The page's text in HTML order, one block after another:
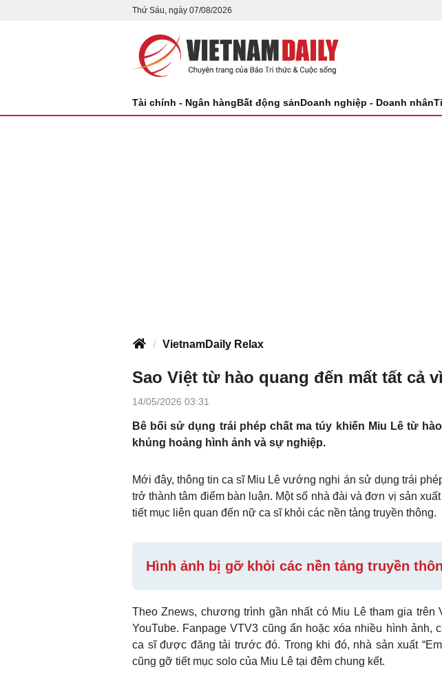
Thứ Sáu, ngày 07/08/2026
Tài chính - Ngân hàngBất động sảnDoanh nghiệp - Doanh nhân
VietnamDaily Relax
Sao Việt từ hào quang đến mất tất cả
14/05/2026 03:31
Bê bối sử dụng trái phép chất ma túy khiến Miu Lê từ
khủng hoảng hình ảnh và sự nghiệp.
Mới đây, thông tin ca sĩ Miu Lê vướng nghi án sử dụng trái
trở thành tâm điểm bàn luận. Một số nhà đài và đơn vị sản
tiết mục liên quan đến nữ ca sĩ khỏi các nền tảng truyền thông.
Hình ảnh bị gỡ khỏi các nền tảng truyền
Theo Znews, chương trình gần nhất có Miu Lê tham gia
YouTube. Fanpage VTV3 cũng ẩn hoặc xóa nhiều hình ảnh,
ca sĩ được đăng tải trước đó. Trong khi đó, nhà sản xuất
cũng gỡ tiết mục solo của Miu Lê tại đêm chung kết.